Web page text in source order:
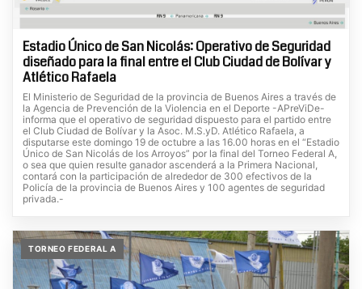
Estadio Único de San Nicolás: Operativo de Seguridad
diseñado para la final entre el Club Ciudad de Bolívar y
Atlético Rafaela
El Ministerio de Seguridad de la provincia de Buenos Aires a través de
la Agencia de Prevención de la Violencia en el Deporte -APreViDe-
informa que el operativo de seguridad dispuesto para el partido entre
el Club Ciudad de Bolívar y la Asoc. M.S.yD. Atlético Rafaela, a
disputarse este domingo 19 de octubre a las 16.00 horas en el “Estadio
Único de San Nicolás de los Arroyos” por la final del Torneo Federal A,
o sea que quien resulte ganador ascenderá a la Primera Nacional,
contará con la participación de alrededor de 300 efectivos de la
Policía de la provincia de Buenos Aires y 100 agentes de seguridad
privada.-
TORNEO FEDERAL A